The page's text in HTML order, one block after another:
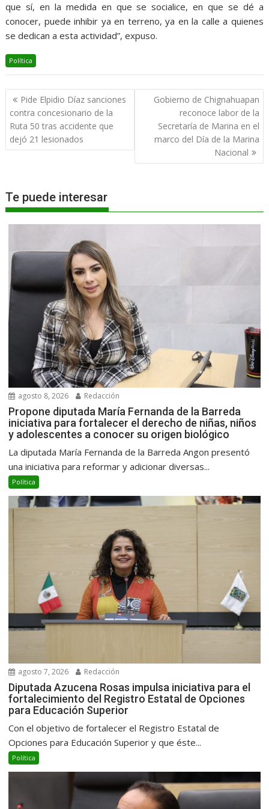
que sí, en la medida en que se socialice, en que se dé a
conocer, puede inhibir ya en terreno, ya en la calle a quienes
se dedican a esta actividad”, expuso.
Política
Navegación
de
entradas
Pide Elpidio Díaz sanciones
contra concesionario de la
Ruta 50 tras accidente que
dejó 21 lesionados
Gobierno de Chignahuapan
reconoce labor de la
Secretaría de Marina en el
marco del Día de la Marina
Nacional
Te puede interesar
agosto 8, 2026 Redacción
Propone diputada María Fernanda de la Barreda
iniciativa para fortalecer el derecho de niñas, niños
y adolescentes a conocer su origen biológico
La diputada María Fernanda de la Barreda Angon presentó
una iniciativa para reformar y adicionar diversas...
Política
agosto 7, 2026 Redacción
Diputada Azucena Rosas impulsa iniciativa para el
fortalecimiento del Registro Estatal de Opciones
para Educación Superior
Con el objetivo de fortalecer el Registro Estatal de
Opciones para Educación Superior y que éste...
Política